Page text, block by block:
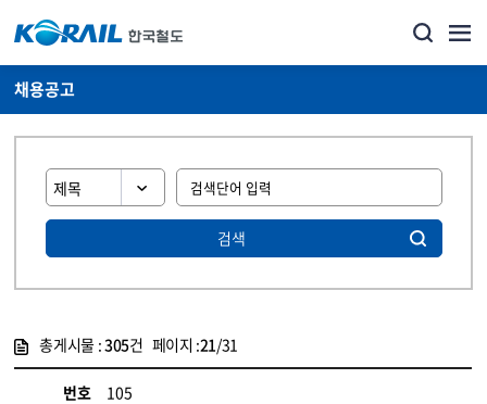
채용공고
검색
총게시물 :305건 페이지 :21/31
번호
105